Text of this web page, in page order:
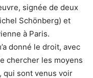
signée de deux
Schönberg) et
à Paris.
donné le droit, avec
chercher les moyens
qui sont venus voir